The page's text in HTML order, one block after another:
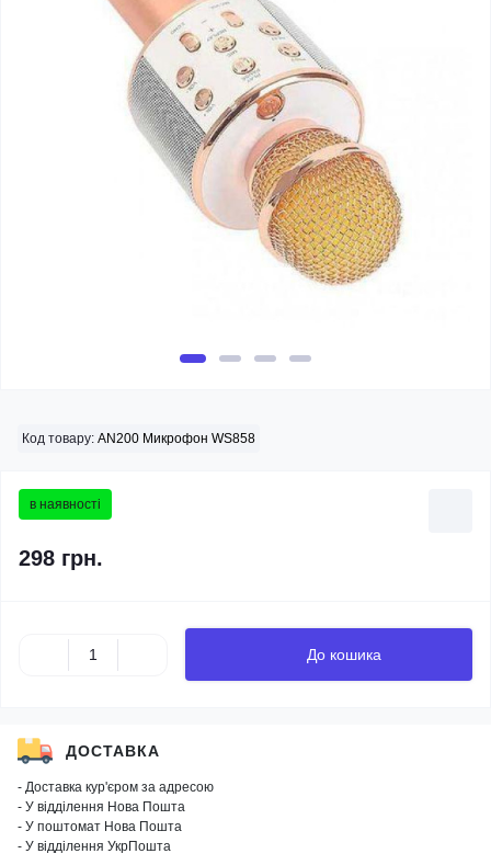
Код товару: AN200 Микрофон WS858
в наявності
298 грн.
До кошика
ДОСТАВКА
- Доставка кур'єром за адресою
- У відділення Нова Пошта
- У поштомат Нова Пошта
- У відділення УкрПошта